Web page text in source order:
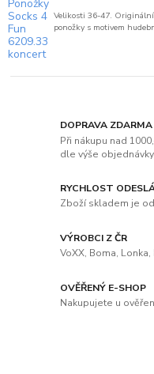
Velikosti 36-47.
ponožky s motivem
DOPRAVA ZDARMA
Při nákupu nad
dle výše objednávky.
RYCHLOST
Zboží skladem je
VÝROBCI Z ČR
VoXX, Boma,
OVĚŘENÝ E-SHOP
Nakupujete u